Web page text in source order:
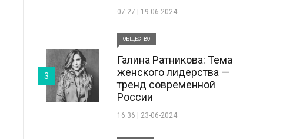
07:27 | 19-06-2024
ОБЩЕСТВО
Галина Ратникова: Тема
женского лидерства —
тренд современной
России
16:36 | 23-06-2024
3